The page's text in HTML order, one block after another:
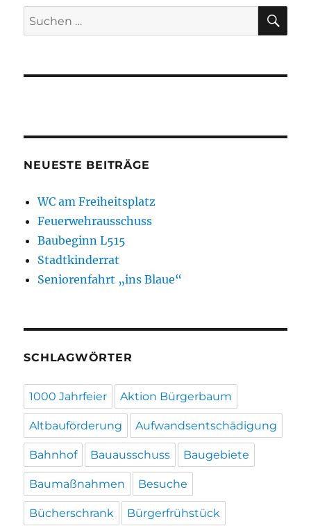
Suchen
nach:
NEUESTE BEITRÄGE
WC am Freiheitsplatz
Feuerwehrausschuss
Baubeginn L515
Stadtkinderrat
Seniorenfahrt „ins Blaue“
SCHLAGWÖRTER
1000 Jahrfeier Aktion Bürgerbaum
Altbauförderung Aufwandsentschädigung
Bahnhof Bauausschuss Baugebiete
Baumaßnahmen Besuche
Bücherschrank Bürgerfrühstück